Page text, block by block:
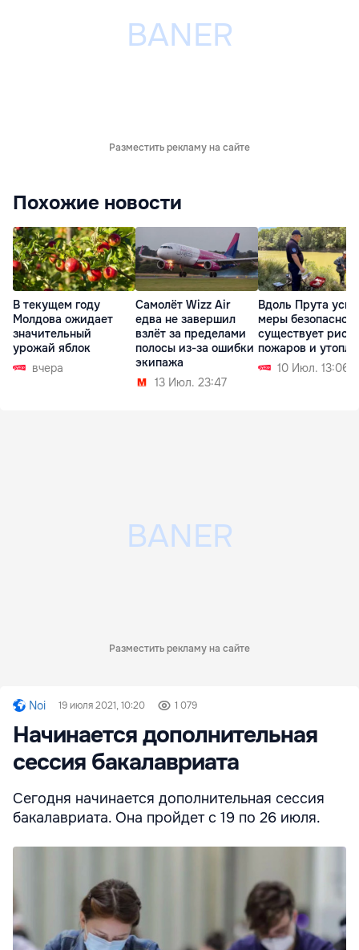
Разместить рекламу на сайте
Похожие новости
В текущем году
Молдова ожидает
значительный
урожай яблок
вчера
Самолёт Wizz Air
едва не завершил
взлёт за пределами
полосы из-за ошибки
экипажа
13 Июл. 23:47
Вдоль Прута
меры
существует риск
пожаров и
10 Июл. 13:06
Разместить рекламу на сайте
Noi 19 июля 2021, 10:20 1 079
Начинается дополнительная
сессия бакалавриата
Сегодня начинается дополнительная сессия
бакалавриата. Она пройдет с 19 по 26 июля.